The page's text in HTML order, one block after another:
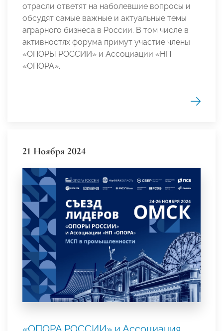
отрасли ответят на наболевшие вопросы и
обсудят самые важные и актуальные темы
аграрного бизнеса в России. В том числе в
активностях форума примут участие члены
«ОПОРЫ РОССИИ» и Ассоциации «НП
«ОПОРА».
21 Ноября 2024